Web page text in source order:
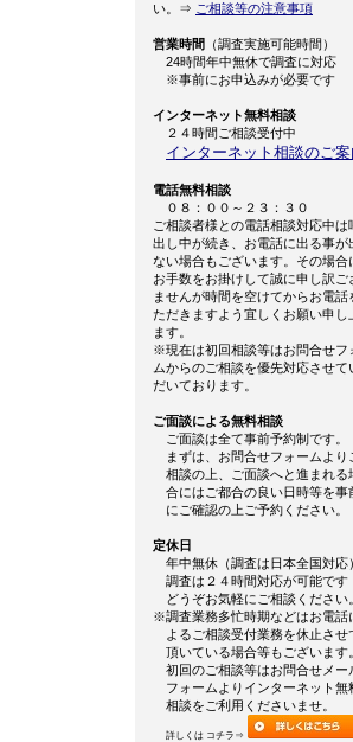
い。⇒ ご相談等の注意事項
営業時間 （調査実施可能時間）
24時間年中無休で調査に対応
※事前にお申込みが必要です
インターネット無料相談
２４時間ご相談受付中
インターネット相談のご案
電話無料相談
０８：００～２３：３０
ご相談者様との電話相談対応中は
出し中が続き、お電話に出る事が
ない場合もございます。その場合
お手数をお掛けして誠に申し訳ご
ませんが時間を空けてからお電話
ただきますよう宜しくお願い申し
ます。
※現在は初回相談等はお問合せフ
ムからのご相談を優先対応させて
だいております。
ご面談による無料相談
ご面談は全て事前予約制です。
まずは、お問合せフォームより
相談の上、ご面談へと進まれる
合にはご都合の良い日時等を事
にご確認の上ご予約ください。
定休日
年中無休（調査は日本全国対応）
調査は２４時間対応が可能です
どうぞお気軽にご相談ください。
※調査業務多忙時期などはお電話
よるご相談受付業務を休止させ
頂いている場合等もございます。
初回のご相談等はお問合せメー
フォームよりインターネット無
相談をご利用くださいませ。
詳しくは コチラ⇒